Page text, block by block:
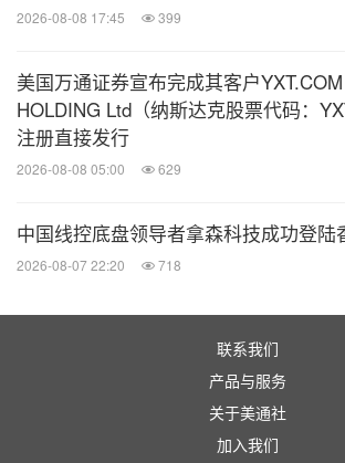
2026-08-08 17:45 399
美国万通证券宣布完成其客户
HOLDING Ltd（纳斯达克股票代码：
注册直接发行
2026-08-08 05:00 629
中国线控底盘领导者拿森科技成功登陆
2026-08-07 22:20 718
联系我们
产品与服务
关于美通社
加入我们